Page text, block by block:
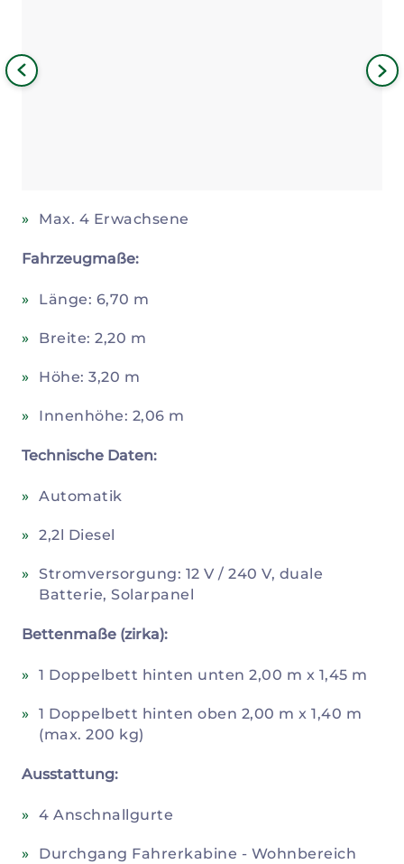
Max. 4 Erwachsene
Fahrzeugmaße:
Länge: 6,70 m
Breite: 2,20 m
Höhe: 3,20 m
Innenhöhe: 2,06 m
Technische Daten:
Automatik
2,2l Diesel
Stromversorgung: 12 V / 240 V, duale
Batterie, Solarpanel
Bettenmaße (zirka):
1 Doppelbett hinten unten 2,00 m x 1,45 m
1 Doppelbett hinten oben 2,00 m x 1,40 m
(max. 200 kg)
Ausstattung:
4 Anschnallgurte
Durchgang Fahrerkabine - Wohnbereich